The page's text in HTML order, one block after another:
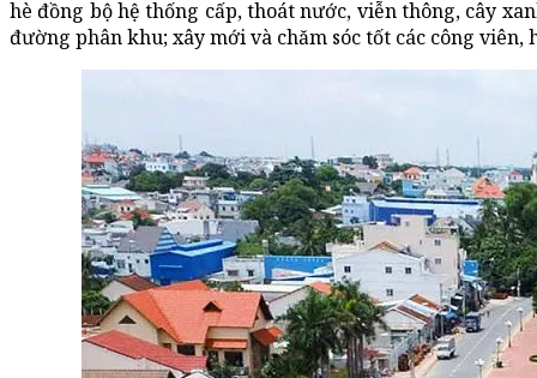
hè đồng bộ hệ thống cấp, thoát nước, viễn thông, cây
đường phân khu; xây mới và chăm sóc tốt các công viên,